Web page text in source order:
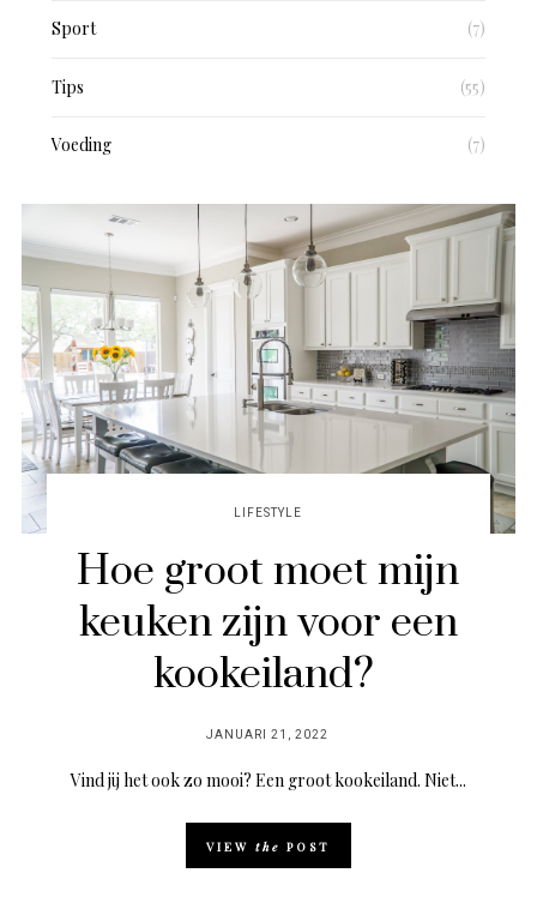
Sport (7)
Tips (55)
Voeding (7)
LIFESTYLE
Hoe groot moet mijn
keuken zijn voor een
kookeiland?
POSTED
JANUARI 21, 2022
Vind jij het ook zo mooi? Een groot kookeiland. Niet...
VIEW the POST